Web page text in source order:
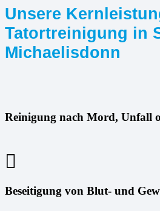
Unsere
Tatortreinigung in
Michaelisdonn
Reinigung nach Mord, Unfall
Beseitigung von Blut- und